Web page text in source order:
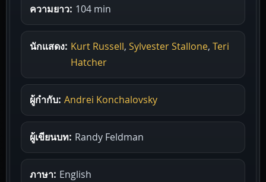
ความยาว: 104 min
นักแสดง: Kurt Russell, Sylvester Stallone, Teri
Hatcher
ผู้กำกับ: Andrei Konchalovsky
ผู้เขียนบท: Randy Feldman
ภาษา: English